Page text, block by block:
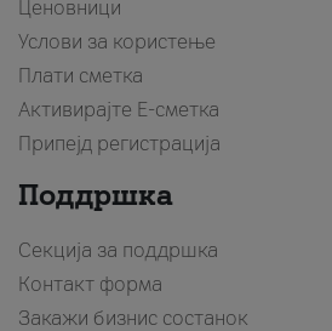
Ценовници
Услови за користење
Плати сметка
Активирајте Е-сметка
Припејд регистрација
Поддршка
Секција за поддршка
Контакт форма
Закажи бизнис состанок